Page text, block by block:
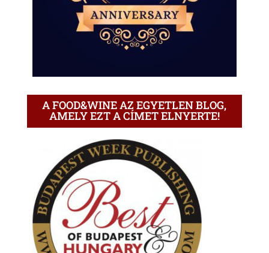
A FOOD&WINE AZ EGYETLEN BLOG,
AMELY EZT A CÍMET ELNYERTE!